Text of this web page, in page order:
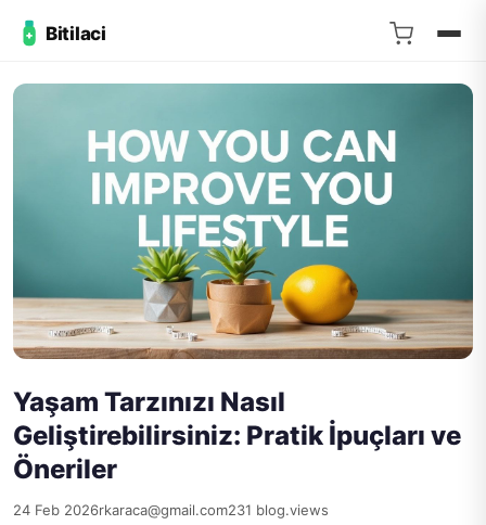
Bitilaci
Yaşam Tarzınızı Nasıl
Geliştirebilirsiniz: Pratik İpuçları ve
Öneriler
24 Feb 2026rkaraca@gmail.com231 blog.views